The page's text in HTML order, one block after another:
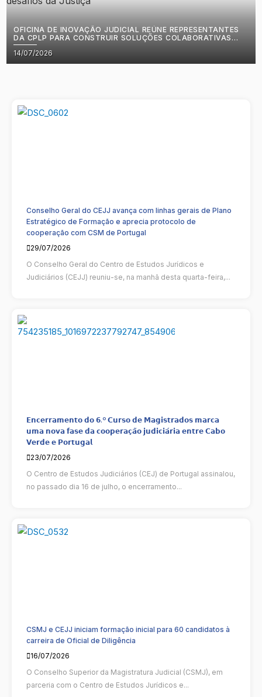
OFICINA DE INOVAÇÃO JUDICIAL REÚNE REPRESENTANTES
DA CPLP PARA CONSTRUIR SOLUÇÕES COLABORATIVAS
PARA OS DESAFIOS DA JUSTIÇA
Posted
on
14/07/2026
Conselho Geral do CEJJ avança com linhas gerais de Plano
Estratégico de Formação e aprecia protocolo de
cooperação com CSM de Portugal
29/07/2026
O Conselho Geral do Centro de Estudos Jurídicos e
Judiciários (CEJJ) reuniu-se, na manhã desta quarta-feira,...
𝗘𝗻𝗰𝗲𝗿𝗿𝗮𝗺𝗲𝗻𝘁𝗼 𝗱𝗼 𝟲.º 𝗖𝘂𝗿𝘀𝗼 𝗱𝗲 𝗠𝗮𝗴𝗶𝘀𝘁𝗿𝗮𝗱𝗼𝘀 𝗺𝗮𝗿𝗰𝗮
𝘂𝗺𝗮 𝗻𝗼𝘃𝗮 𝗳𝗮𝘀𝗲 𝗱𝗮 𝗰𝗼𝗼𝗽𝗲𝗿𝗮𝗰̧𝗮̃𝗼 𝗷𝘂𝗱𝗶𝗰𝗶𝗮́𝗿𝗶𝗮 𝗲𝗻𝘁𝗿𝗲 𝗖𝗮𝗯𝗼
𝗩𝗲𝗿𝗱𝗲 𝗲 𝗣𝗼𝗿𝘁𝘂𝗴𝗮𝗹
23/07/2026
O Centro de Estudos Judiciários (CEJ) de Portugal assinalou,
no passado dia 16 de julho, o encerramento...
CSMJ e CEJJ iniciam formação inicial para 60 candidatos à
carreira de Oficial de Diligência
16/07/2026
O Conselho Superior da Magistratura Judicial (CSMJ), em
parceria com o Centro de Estudos Jurídicos e...